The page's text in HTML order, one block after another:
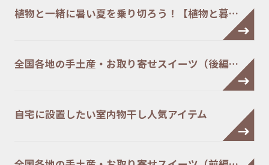
植物と一緒に暑い夏を乗り切ろう！【植物と暮…
全国各地の手土産・お取り寄せスイーツ（後編…
自宅に設置したい室内物干し人気アイテム